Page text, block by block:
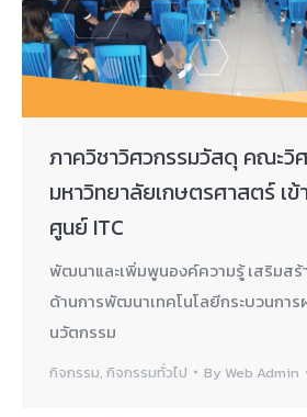
ภาควิชาวิศวกรรมวัสดุ คณะวิ
มหาวิทยาลัยเกษตรศาสตร์ เ
ศูนย์ ITC
พัฒนาและเพิ่มพูนองค์ความรู้ เสริมส
ด้านการพัฒนาเทคโนโลยีกระบวนการ
นวัตกรรม
กิจกรรม, กิจกรรมทั่วไป By Web Admin